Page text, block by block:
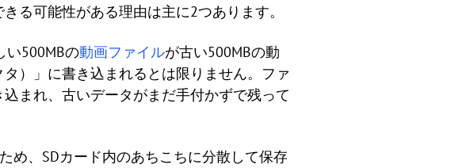
る可能性がある理由は主に2つあります。
い500MBの動画ファイルが古い500MBの動
）」に書き込まれるとは限りません。ファ
まれ、古いデータがまだ手付かずで残って
め、SDカード内のあちこちに分散して保存